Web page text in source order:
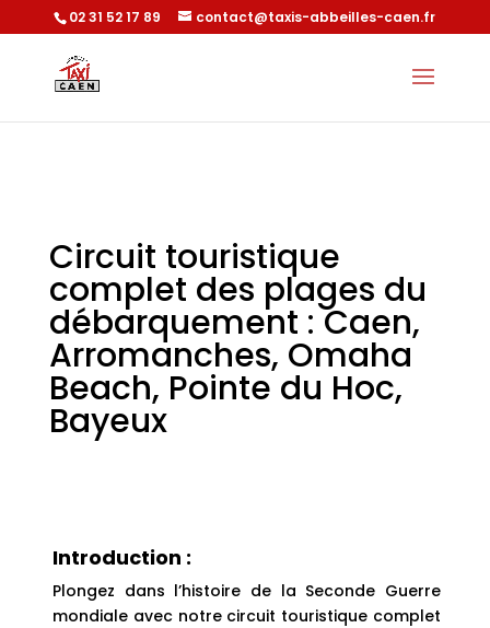
02 31 52 17 89 contact@taxis-abbeilles-caen.fr
Circuit touristique
complet des plages du
débarquement : Caen,
Arromanches, Omaha
Beach, Pointe du Hoc,
Bayeux
Introduction :
Plongez dans l’histoire de la Seconde Guerre
mondiale avec notre circuit touristique complet